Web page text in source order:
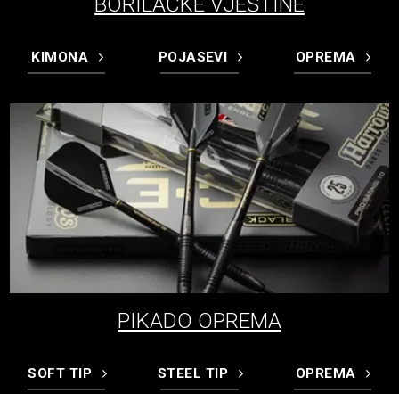
KIMONA POJASEVI OPREMA
PIKADO OPREMA
SOFT TIP STEEL TIP OPREMA